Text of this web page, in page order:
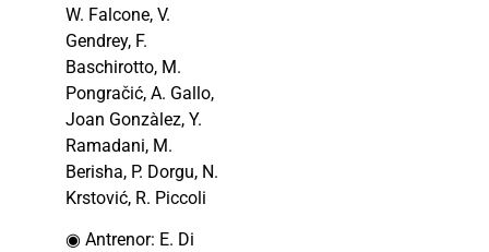
W. Falcone, V.
Gendrey, F.
Baschirotto, M.
Pongračić, A. Gallo,
Joan Gonzàlez, Y.
Ramadani, M.
Berisha, P. Dorgu, N.
Krstović, R. Piccoli
◉ Antrenor: E. Di